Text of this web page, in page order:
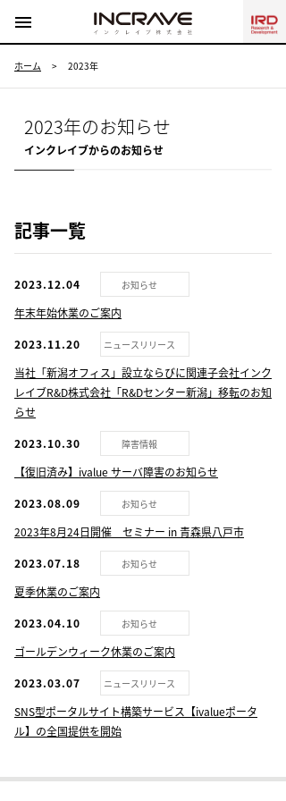
ホーム > 2023年
2023年のお知らせ
インクレイブからのお知らせ
記事一覧
2023.12.04 お知らせ
年末年始休業のご案内
2023.11.20
ニュースリリース
当社「新潟オフィス」設立ならびに関連子会社インク
レイブR&D株式会社「R&Dセンター新潟」移転のお知
らせ
2023.10.30
障害情報
【復旧済み】ivalue サーバ障害のお知らせ
2023.08.09
お知らせ
2023年8月24日開催 セミナー in 青森県八戸市
2023.07.18
お知らせ
夏季休業のご案内
2023.04.10
お知らせ
ゴールデンウィーク休業のご案内
2023.03.07
ニュースリリース
SNS型ポータルサイト構築サービス【ivalueポータ
ル】の全国提供を開始